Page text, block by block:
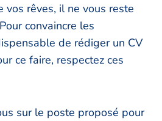
vos rêves, il ne vous reste
convaincre les
de rédiger un CV
ce faire, respectez ces
sur le poste proposé pour